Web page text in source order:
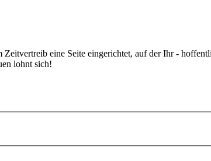
eine Seite eingerichtet, auf der Ihr -
lohnt sich!